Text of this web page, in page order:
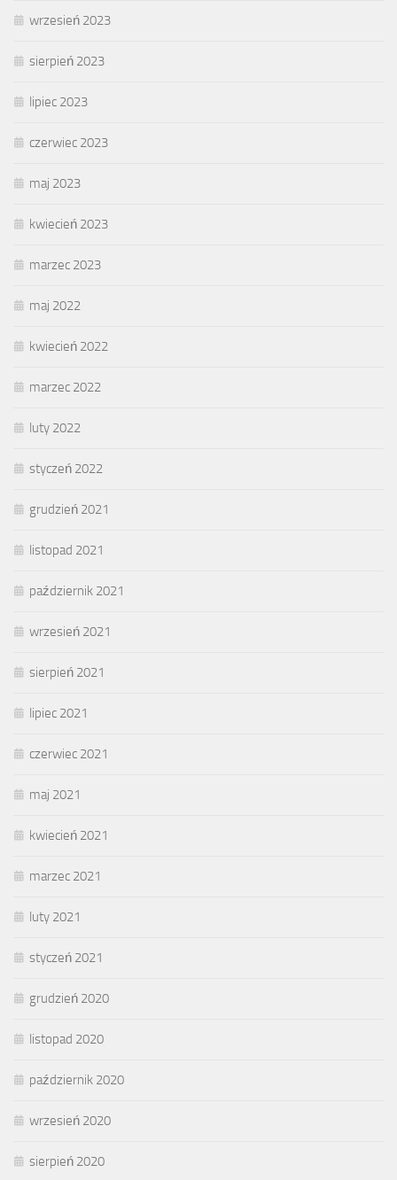
wrzesień 2023
sierpień 2023
lipiec 2023
czerwiec 2023
maj 2023
kwiecień 2023
marzec 2023
maj 2022
kwiecień 2022
marzec 2022
luty 2022
styczeń 2022
grudzień 2021
listopad 2021
październik 2021
wrzesień 2021
sierpień 2021
lipiec 2021
czerwiec 2021
maj 2021
kwiecień 2021
marzec 2021
luty 2021
styczeń 2021
grudzień 2020
listopad 2020
październik 2020
wrzesień 2020
sierpień 2020